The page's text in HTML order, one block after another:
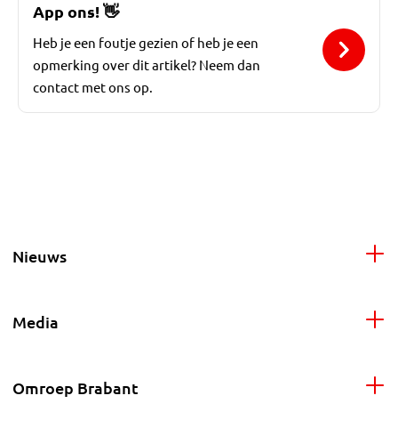
App ons!👋
Heb je een foutje gezien of heb je een
opmerking over dit artikel? Neem dan
contact met ons op.
Nieuws
Media
Omroep Brabant